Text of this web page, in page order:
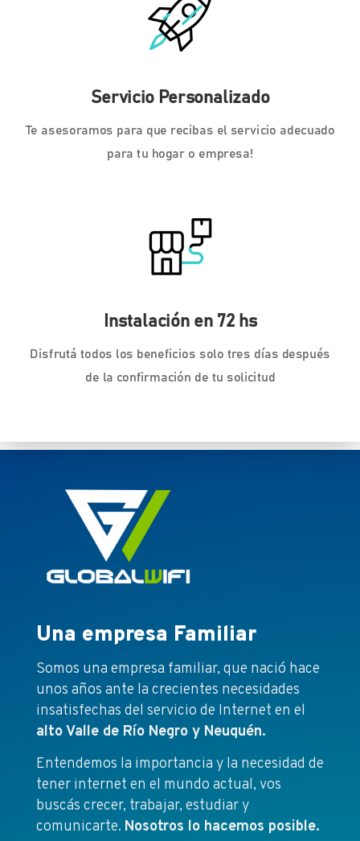
Servicio Personalizado
Te asesoramos para que recibas el servicio adecuado
para tu hogar o empresa!
Instalación en 72 hs
Disfrutá todos los beneficios solo tres días después
de la confirmación de tu solicitud
Una empresa Familiar
Somos una empresa familiar, que nació hace
unos años ante la crecientes necesidades
insatisfechas del servicio de Internet en el
alto Valle de Río Negro y Neuquén.
Entendemos la importancia y la necesidad de
tener internet en el mundo actual, vos
buscás crecer, trabajar, estudiar y
comunicarte. Nosotros lo hacemos posible.